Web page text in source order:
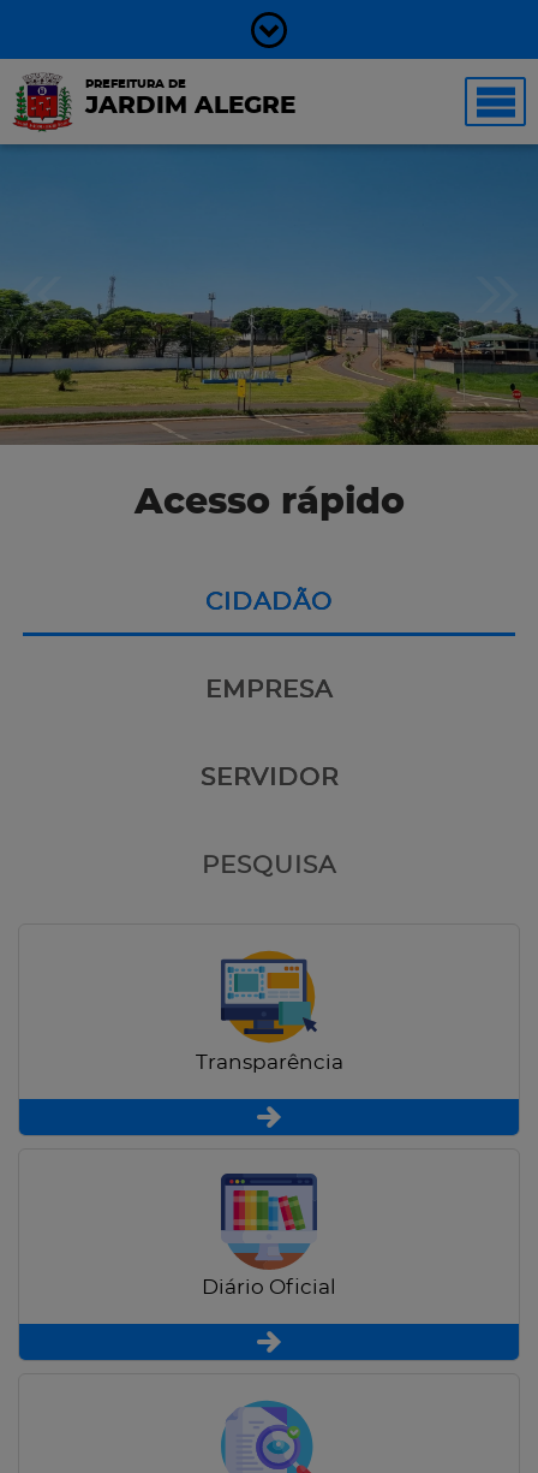
PREFEITURA DE
JARDIM ALEGRE
Acesso rápido
CIDADÃO
EMPRESA
SERVIDOR
PESQUISA
Transparência
Diário Oficial